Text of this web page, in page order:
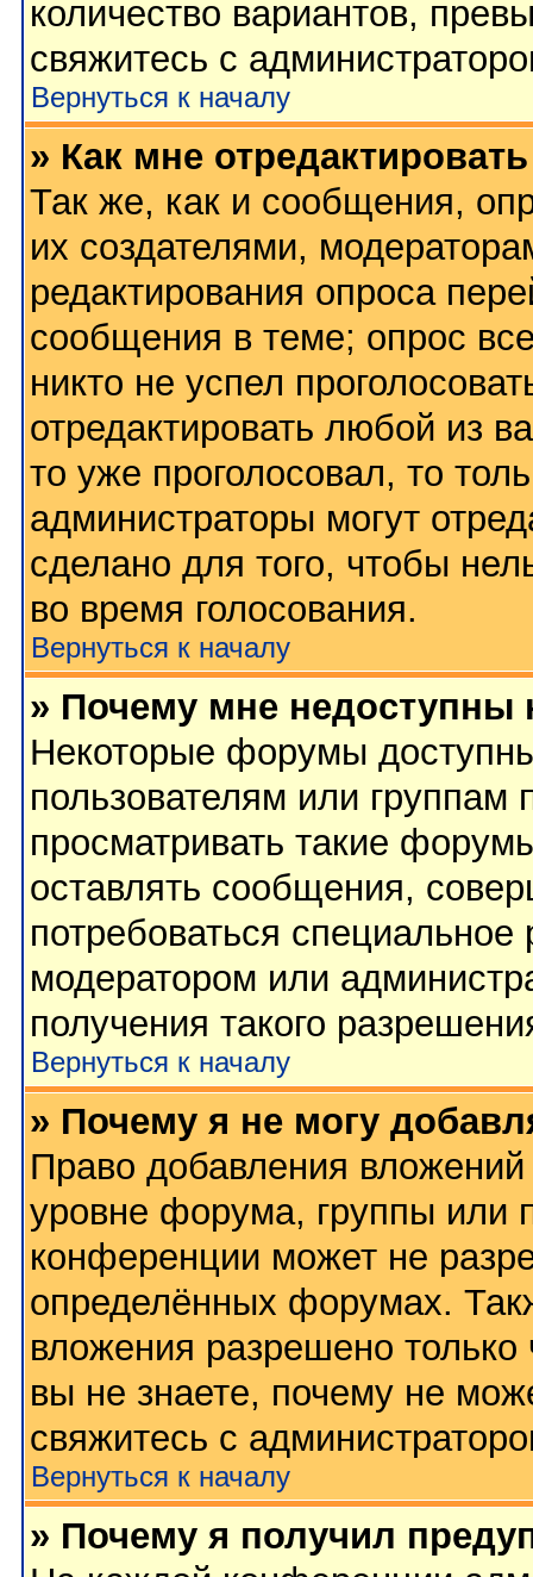
количество вариантов,
свяжитесь с
Вернуться к началу
» Как мне
Так же, как и сообщения,
их создателями,
редактирования опроса
сообщения в теме; опрос
никто не успел
отредактировать любой из
то уже проголосовал, то
администраторы могут
сделано для того, чтобы
во время голосования.
Вернуться к началу
» Почему мне
Некоторые форумы
пользователям или группам
просматривать такие
оставлять сообщения,
потребоваться
модератором или
получения такого
Вернуться к началу
» Почему я не могу
Право добавления
уровне форума, группы или
конференции может не
определённых форумах.
вложения разрешено
вы не знаете, почему не
свяжитесь с
Вернуться к началу
» Почему я получил